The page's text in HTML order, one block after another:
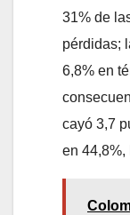
31% de
pérdidas;
6,8% en
cayó 3,7
en 44,8%,